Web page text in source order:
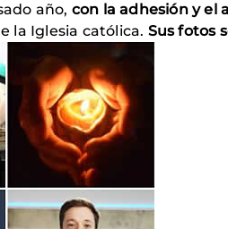
año, con la adhesión y el
la Iglesia católica. Sus fotos